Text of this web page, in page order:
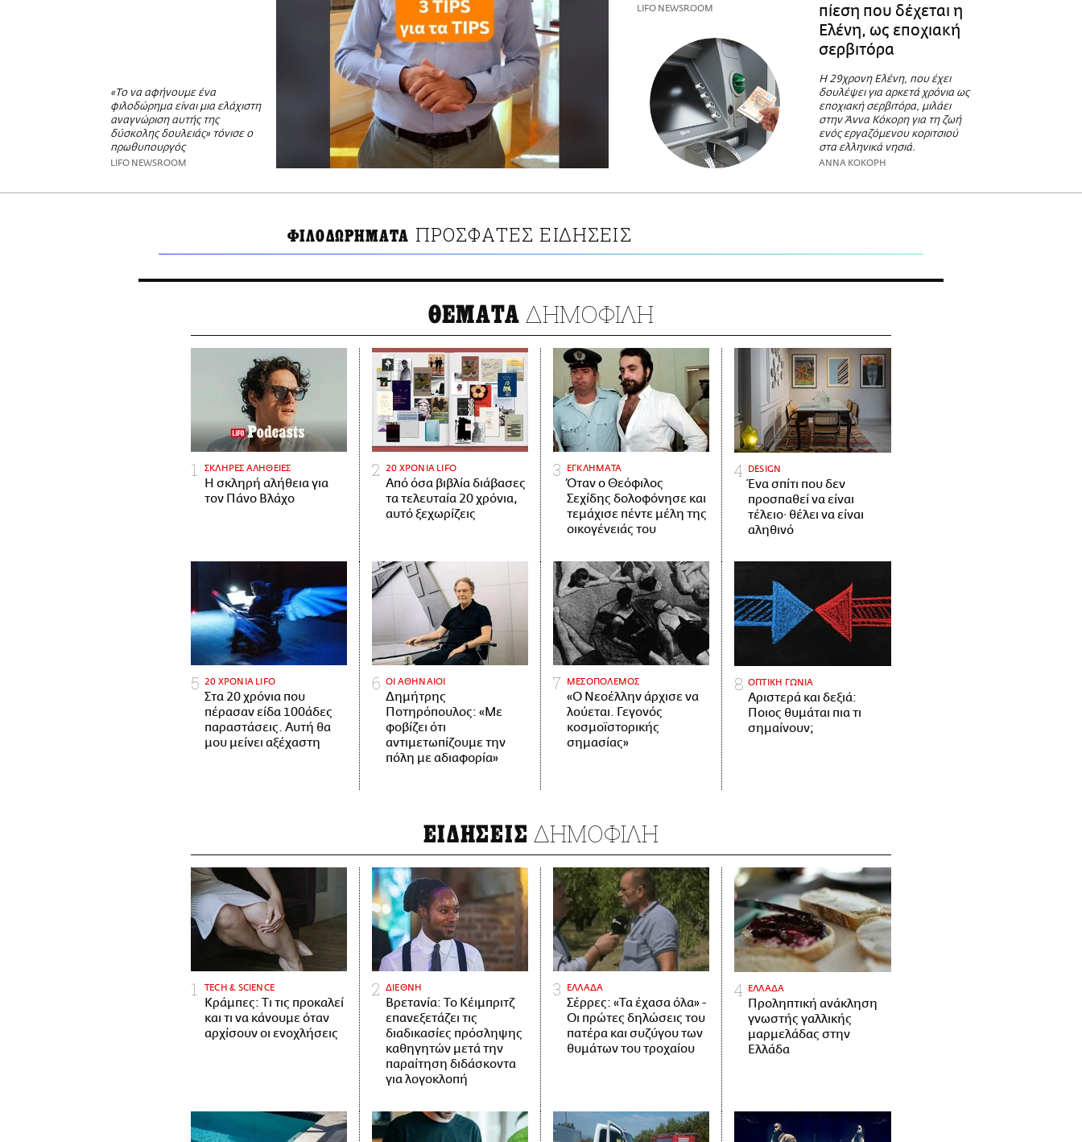
«Το να αφήνουμε ένα
φιλοδώρημα είναι μια ελάχιστη
αναγνώριση αυτής της
δύσκολης δουλειάς» τόνισε ο
πρωθυπουργός
LIFO NEWSROOM
LIFO NEWSROOM
πίεση που δέχεται η
Ελένη, ως εποχιακή
σερβιτόρα
Η 29χρονη Ελένη, που έχει
δουλέψει για αρκετά χρόνια ως
εποχιακή σερβιτόρα, μιλάει
στην Άννα Κόκορη για τη ζωή
ενός εργαζόμενου κοριτσιού
στα ελληνικά νησιά.
ΑΝΝΑ ΚΟΚΟΡΗ
ΦΙΛΟΔΩΡΗΜΑΤΑ ΠΡΟΣΦΑΤΕΣ ΕΙΔΗΣΕΙΣ
ΘΕΜΑΤΑ ΔΗΜΟΦΙΛΗ
ΣΚΛΗΡΕΣ ΑΛΗΘΕΙΕΣ
H σκληρή αλήθεια για
τον Πάνο Βλάχο
20 ΧΡΟΝΙΑ LIFO
Από όσα βιβλία διάβασες
τα τελευταία 20 χρόνια,
αυτό ξεχωρίζεις
ΕΓΚΛΗΜΑΤΑ
Όταν ο Θεόφιλος
Σεχίδης δολοφόνησε και
τεμάχισε πέντε μέλη της
οικογένειάς του
DESIGN
Ένα σπίτι που δεν
προσπαθεί να είναι
τέλειο· θέλει να είναι
αληθινό
20 ΧΡΟΝΙΑ LIFO
Στα 20 χρόνια που
πέρασαν είδα 100άδες
παραστάσεις. Αυτή θα
μου μείνει αξέχαστη
ΟΙ ΑΘΗΝΑΙΟΙ
Δημήτρης
Ποτηρόπουλος: «Με
φοβίζει ότι
αντιμετωπίζουμε την
πόλη με αδιαφορία»
ΜΕΣΟΠΟΛΕΜΟΣ
«Ο Νεοέλλην άρχισε να
λούεται. Γεγονός
κοσμοϊστορικής
σημασίας»
ΟΠΤΙΚΗ ΓΩΝΙΑ
Αριστερά και δεξιά:
Ποιος θυμάται πια τι
σημαίνουν;
ΕΙΔΗΣΕΙΣ ΔΗΜΟΦΙΛΗ
ΤECH & SCIENCE
Κράμπες: Τι τις προκαλεί
και τι να κάνουμε όταν
αρχίσουν οι ενοχλήσεις
ΔΙΕΘΝΗ
Βρετανία: Το Κέιμπριτζ
επανεξετάζει τις
διαδικασίες πρόσληψης
καθηγητών μετά την
παραίτηση διδάσκοντα
για λογοκλοπή
ΕΛΛΑΔΑ
Σέρρες: «Τα έχασα όλα» -
Οι πρώτες δηλώσεις του
πατέρα και συζύγου των
θυμάτων του τροχαίου
ΕΛΛΑΔΑ
Προληπτική ανάκληση
γνωστής γαλλικής
μαρμελάδας στην
Ελλάδα